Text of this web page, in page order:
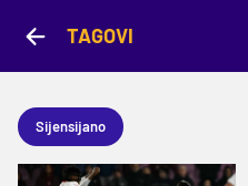
TAGOVI
Sijensijano